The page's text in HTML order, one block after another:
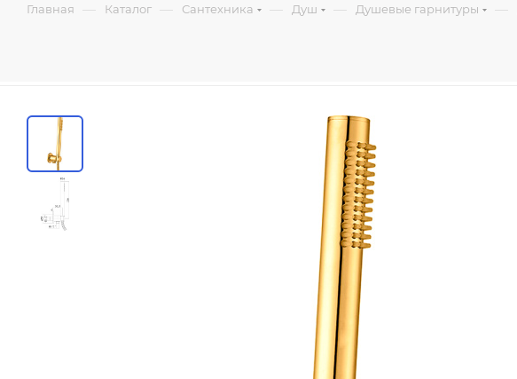
Главная — Каталог — Сантехника — Душ — Душевые гарнитуры —